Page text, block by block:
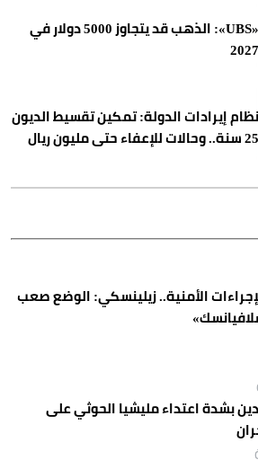
«UBS»: الذهب قد يتجاوز 5000 دولار في
2027
نظام إيرادات الدولة: تمكين تقسيط الديون
25 سنة.. وحالات للإعفاء حتى مليون ريال
الأمنية.. زيلينسكي: الوضع صعب
بشدة اعتداء مليشيا الحوثي على